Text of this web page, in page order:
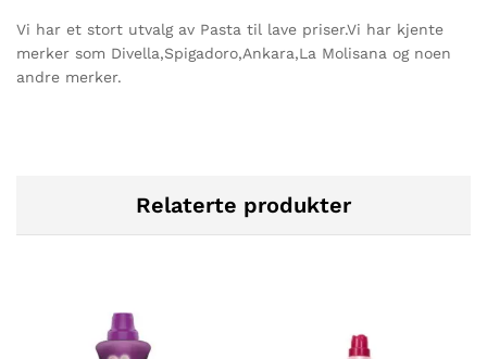
Vi har et stort utvalg av Pasta til lave priser.Vi har kjente
merker som Divella,Spigadoro,Ankara,La Molisana og noen
andre merker.
Relaterte produkter